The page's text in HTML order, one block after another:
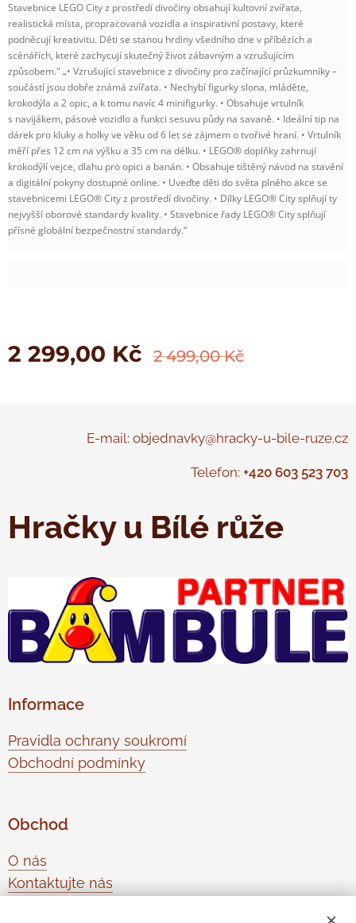
Stavebnice LEGO City z prostředí divočiny obsahují kultovní zvířata,
realistická místa, propracovaná vozidla a inspirativní postavy, které
podněcují kreativitu. Děti se stanou hrdiny všedního dne v příbězích a
scénářích, které zachycují skutečný život zábavným a vzrušujícím
způsobem." „• Vzrušující stavebnice z divočiny pro začínající průzkumníky –
součástí jsou dobře známá zvířata. • Nechybí figurky slona, mláděte,
krokodýla a 2 opic, a k tomu navíc 4 minifigurky. • Obsahuje vrtulník
s navijákem, pásové vozidlo a funkci sesuvu půdy na savaně. • Ideální tip na
dárek pro kluky a holky ve věku od 6 let se zájmem o tvořivé hraní. • Vrtulník
měří přes 12 cm na výšku a 35 cm na délku. • LEGO® doplňky zahrnují
krokodýlí vejce, dlahu pro opici a banán. • Obsahuje tištěný návod na stavění
a digitální pokyny dostupné online. • Uveďte děti do světa plného akce se
stavebnicemi LEGO® City z prostředí divočiny. • Dílky LEGO® City splňují ty
nejvyšší oborové standardy kvality. • Stavebnice řady LEGO® City splňují
přísné globální bezpečnostní standardy.“
2 299,00 Kč 2 499,00Kč
E-mail: objednavky@hracky-u-bile-ruze.cz
Telefon: +420 603 523 703
Hračky u Bílé růže
Informace
Pravidla ochrany soukromí
Obchodní podmínky
Obchod
O nás
Kontaktujte nás